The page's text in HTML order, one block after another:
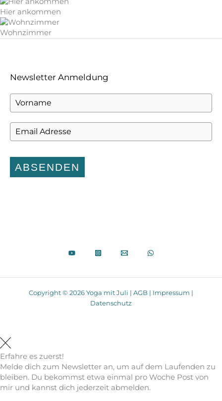
Hier ankommen
Wohnzimmer
Newsletter Anmeldung
ABSENDEN
Copyright © 2026 Yoga mit Juli | AGB | Impressum |
Datenschutz
Erfahre es zuerst!
Melde dich zum Newsletter an, um auf dem Laufenden zu
bleiben. Du bekommst etwa einmal pro Woche Post von
mir und kannst dich jederzeit abmelden.